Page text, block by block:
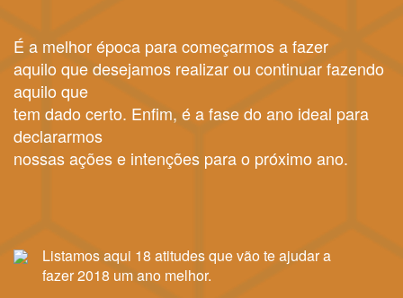
É a melhor época para começarmos a fazer
aquilo que desejamos realizar ou continuar fazendo
aquilo que
tem dado certo. Enfim, é a fase do ano ideal para
declararmos
nossas ações e intenções para o próximo ano.
Listamos aqui 18 atitudes que vão te ajudar a
fazer 2018 um ano melhor.